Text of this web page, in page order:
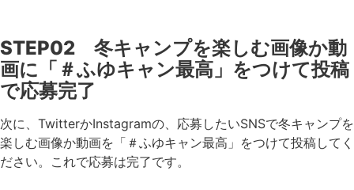
STEP02 冬キャンプを楽しむ画像か動
画に「＃ふゆキャン最高」をつけて投稿
で応募完了
次に、TwitterかInstagramの、応募したいSNSで冬キャンプを
楽しむ画像か動画を「＃ふゆキャン最高」をつけて投稿してく
ださい。これで応募は完了です。